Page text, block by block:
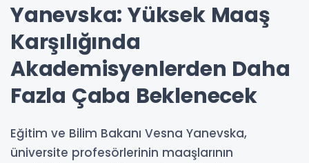
Yanevska: Yüksek Maaş
Karşılığında
Akademisyenlerden Daha
Fazla Çaba Beklenecek
Eğitim ve Bilim Bakanı Vesna Yanevska,
üniversite profesörlerinin maaşlarının